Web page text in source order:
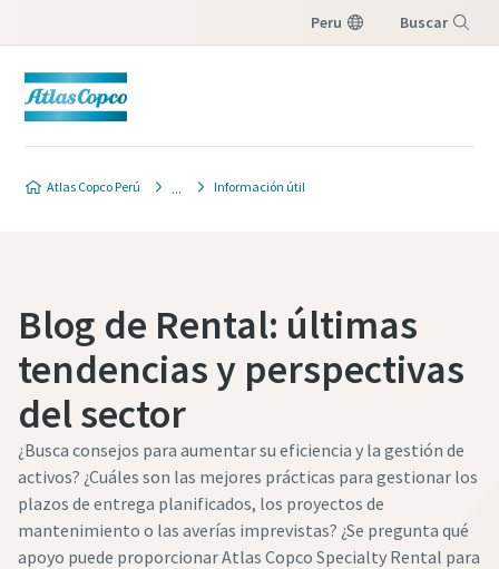
Peru Buscar
Atlas Copco Perú Información útil
Blog de Rental: últimas
tendencias y perspectivas
del sector
¿Busca consejos para aumentar su eficiencia y la gestión de
activos? ¿Cuáles son las mejores prácticas para gestionar los
plazos de entrega planificados, los proyectos de
mantenimiento o las averías imprevistas? ¿Se pregunta qué
apoyo puede proporcionar Atlas Copco Specialty Rental para